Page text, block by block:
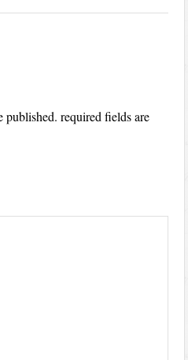
published. required fields are